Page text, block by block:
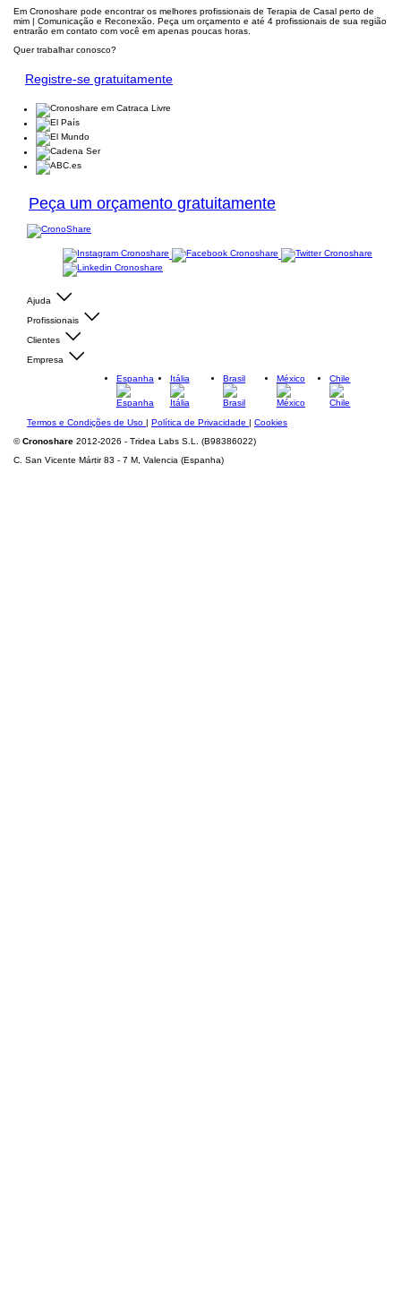
Em Cronoshare pode encontrar os melhores profissionais de Terapia de Casal perto de
mim | Comunicação e Reconexão. Peça um orçamento e até 4 profissionais de sua região
entrarão em contato com você em apenas poucas horas.
Quer trabalhar conosco?
Registre-se gratuitamente
Peça um orçamento gratuitamente
Ajuda
Profissionais
Clientes
Empresa
Espanha
Itália Brasil México Chile
Termos e Condições de Uso | Política de Privacidade | Cookies
©Cronoshare 2012-2026 - Tridea Labs S.L. (B98386022)
C. San Vicente Mártir 83 - 7 M, Valencia (Espanha)